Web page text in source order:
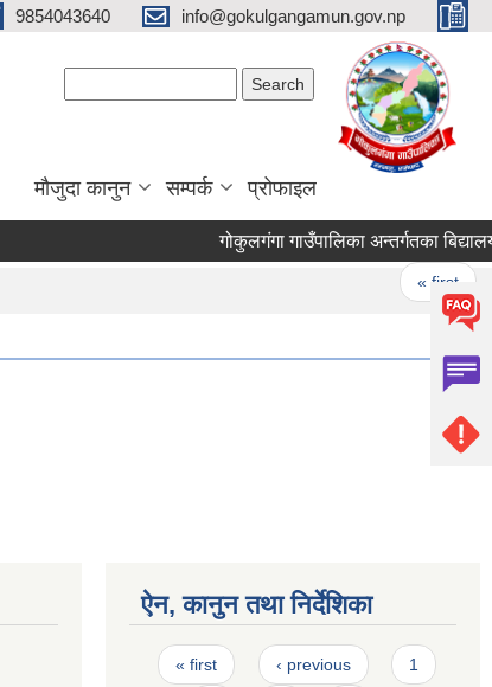
9854043640 info@gokulgangamun.gov.np
मौजुदा कानुन सम्पर्क प्रोफाइल
गोकुलगंगा गाउँपालिका अन्तर्गतका
« first
ऐन, कानुन तथा निर्देशिका
Pages
« first ‹ previous 1